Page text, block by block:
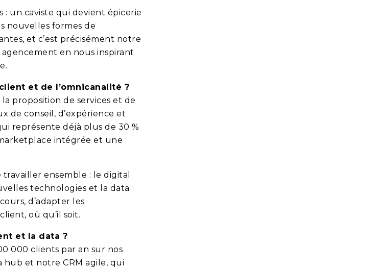
: un caviste qui devient épicerie
nouvelles formes de
et c’est précisément notre
en nous inspirant
et de l’omnicanalité ?
proposition de services et de
de conseil, d’expérience et
représente déjà plus de 30 %
intégrée et une
ensemble : le digital
technologies et la data
d’adapter les
où qu’il soit.
et la data ?
000 clients par an sur nos
et notre CRM agile, qui